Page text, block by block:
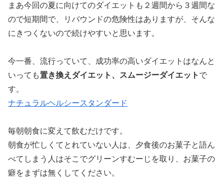
まあ今回の夏に向けてのダイエットも２週間から３週間な
ので短期間で、リバウンドの危険性はありますが、そんな
にきつくないので続けやすいと思います。
今一番、流行っていて、成功率の高いダイエットはなんと
いっても置き換えダイエット、スムージーダイエット で
す。
ナチュラルヘルシースタンダード
毎朝朝食に変えて飲むだけです。
朝食が忙しくてとれていない人は、夕食後のお菓子と語ん
べてしまう人はそこでグリーンすむーじを取り、お菓子の
癖をまずは無くしてください。